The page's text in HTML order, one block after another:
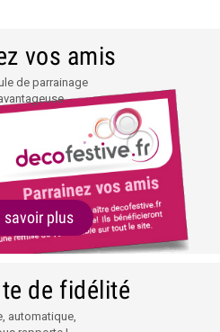
vos amis
de parrainage
savoir plus
de fidélité
automatique,